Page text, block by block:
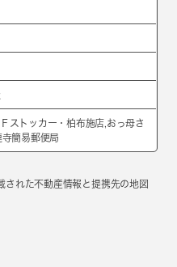
ストッカー・柏布施店,おっ母さ
簡易郵便局
れた不動産情報と提携先の地図